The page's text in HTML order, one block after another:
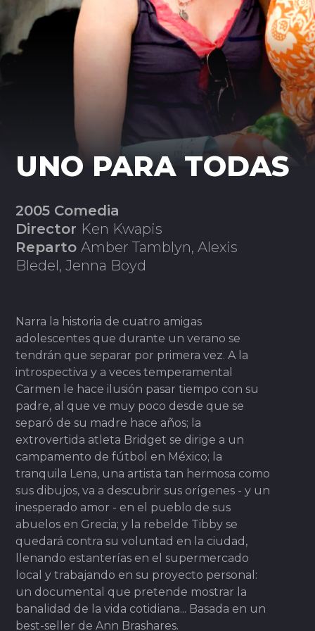
UNO PARA TODAS
2005 Comedia
Director Ken Kwapis
RepartoAmber Tamblyn, Alexis
Bledel, Jenna Boyd
Narra la historia de cuatro amigas
adolescentes que durante un verano se
tendrán que separar por primera vez. A la
introspectiva y a veces temperamental
Carmen le hace ilusión pasar tiempo con su
padre, al que ve muy poco desde que se
separó de su madre hace años; la
extrovertida atleta Bridget se dirige a un
campamento de fútbol en México; la
tranquila Lena, una artista tan hermosa como
sus dibujos, va a descubrir sus orígenes - y un
inesperado amor - en el pueblo de sus
abuelos en Grecia; y la rebelde Tibby se
quedará contra su voluntad en la ciudad,
llenando estanterías en el supermercado
local y trabajando en su proyecto personal:
un documental que pretende mostrar la
banalidad de la vida cotidiana... Basada en un
best-seller de Ann Brashares.